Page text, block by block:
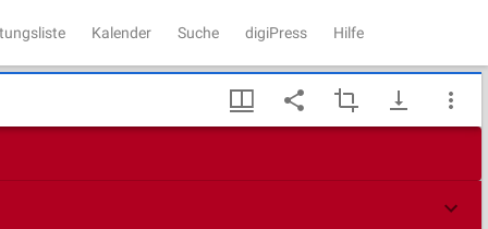
Kalender Suche digiPress Hilfe